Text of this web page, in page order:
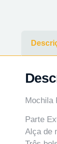
Mochila
Parte
Alça de